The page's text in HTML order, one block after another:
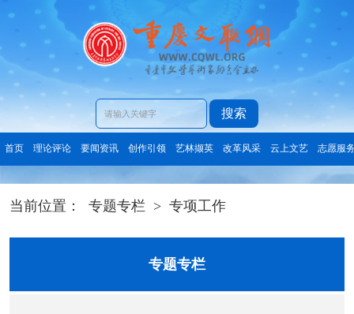
搜索
首页 理论评论 要闻资讯 创作引领 艺林撷英 改革风采 云上文艺 志愿服
当前位置： 专题专栏 > 专项工作
专题专栏